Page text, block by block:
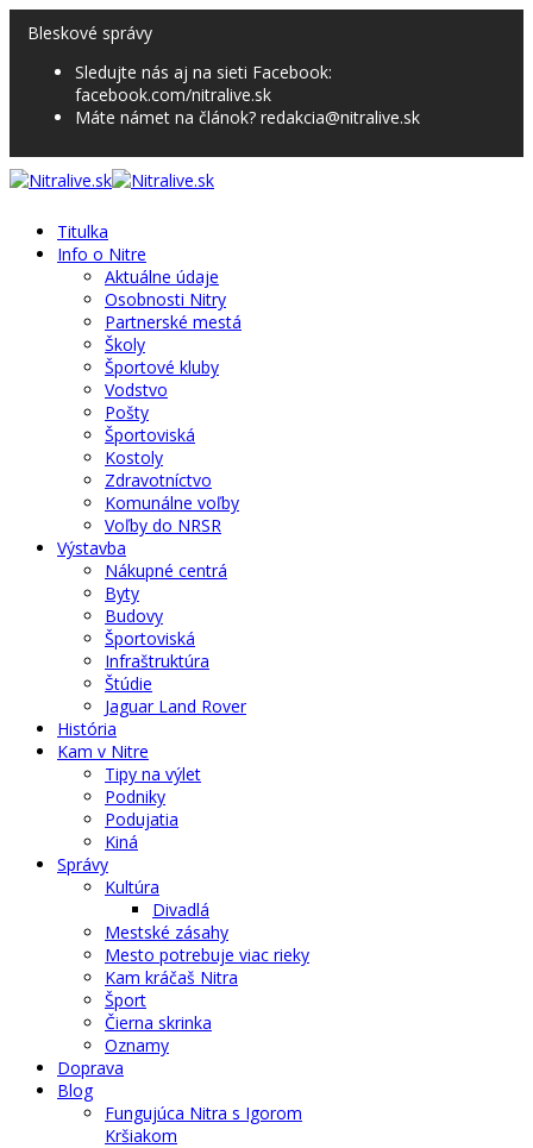
Bleskové správy
Sledujte nás aj na sieti Facebook:
facebook.com/nitralive.sk
Máte námet na článok? redakcia@nitralive.sk
Titulka
Info o Nitre
Aktuálne údaje
Osobnosti Nitry
Partnerské mestá
Školy
Športové kluby
Vodstvo
Pošty
Športoviská
Kostoly
Zdravotníctvo
Komunálne voľby
Voľby do NRSR
Výstavba
Nákupné centrá
Byty
Budovy
Športoviská
Infraštruktúra
Štúdie
Jaguar Land Rover
História
Kam v Nitre
Tipy na výlet
Podniky
Podujatia
Kiná
Správy
Kultúra
Divadlá
Mestské zásahy
Mesto potrebuje viac rieky
Kam kráčaš Nitra
Šport
Čierna skrinka
Oznamy
Doprava
Blog
Fungujúca Nitra s Igorom
Kršiakom